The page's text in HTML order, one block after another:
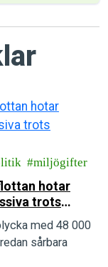
miljögifter
hotar
trots
med 48 000
sårbara